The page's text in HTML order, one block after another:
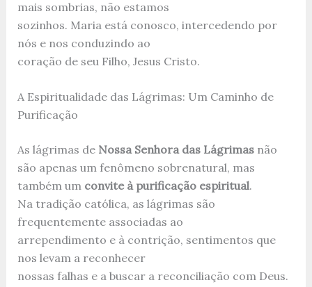
mais sombrias, não estamos
sozinhos. Maria está conosco, intercedendo por
nós e nos conduzindo ao
coração de seu Filho, Jesus Cristo.
A Espiritualidade das Lágrimas: Um Caminho de
Purificação
As lágrimas de Nossa Senhora das Lágrimasnão
são apenas um fenômeno sobrenatural, mas
também um convite à purificação espiritual.
Na tradição católica, as lágrimas são
frequentemente associadas ao
arrependimento e à contrição, sentimentos que
nos levam a reconhecer
nossas falhas e a buscar a reconciliação com Deus.